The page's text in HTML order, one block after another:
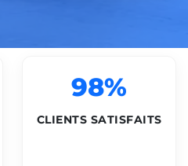
98%
CLIENTS SATISFAITS